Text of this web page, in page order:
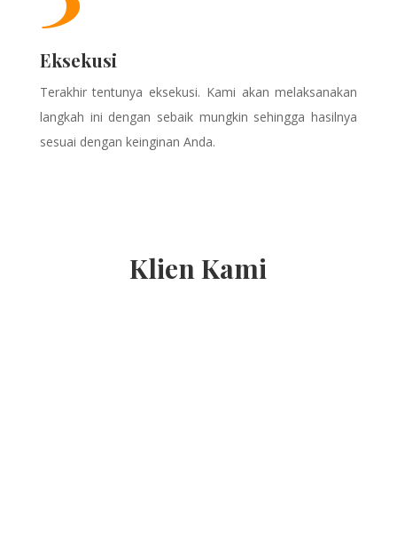
Eksekusi
Terakhir tentunya eksekusi. Kami akan melaksanakan
langkah ini dengan sebaik mungkin sehingga hasilnya
sesuai dengan keinginan Anda.
Klien Kami